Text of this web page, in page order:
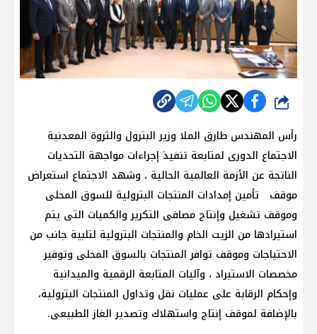
شارك
رأس المهندس طارق الملا وزير البترول والثروة المعدنية
الاجتماع الدورى لمتابعة تنفيذ إجراءات مواجهة التحديات
الناتجة عن الأزمة العالمية الحالية ، وشهد الاجتماع استعراض
موقف تأمين إمدادات المنتجات البترولية للسوق المحلى
وموقف تشغيل وإنتاج مصافى التكرير والكميات التى يتم
استيرادها من الزيت الخام والمنتجات البترولية لتلبية جانب من
الاحتياجات وموقف توافر المنتجات بالسوق المحلى وتوفير
مخصصات الاستيراد ، وآليات المتابعة الرقمية والميدانية
وإحكام الرقابة على عمليات نقل وتداول المنتجات البترولية،
بالإضافة لموقف إنتاج واستهلاك وتصدير الغاز الطبيعى.